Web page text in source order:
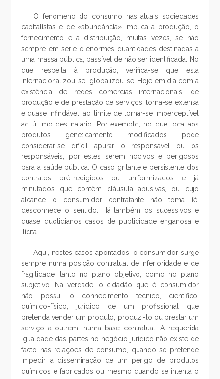
O fenómeno do consumo nas atuais sociedades
capitalistas e de «abundância» implica a produção, o
fornecimento e a distribuição, muitas vezes, se não
sempre em série e enormes quantidades destinadas a
uma massa pública, passível de não ser identificada. No
que respeita à produção, verifica-se que esta
internacionalizou-se, globalizou-se. Hoje em dia com a
existência de redes comercias internacionais, de
produção e de prestação de serviços, torna-se extensa
e quase infindável, ao limite de tornar-se imperceptível
ao último destinatário. Por exemplo, no que toca aos
produtos geneticamente modificados pode
considerar-se difícil apurar o responsável ou os
responsáveis, por estes serem nocivos e perigosos
para a saúde pública. O caso gritante e persistente dos
contratos pré-redigidos ou uniformizados e já
minutados que contêm cláusula abusivas, ou cujo
alcance o consumidor contratante não toma fé,
desconhece o sentido. Há também os sucessivos e
quase quotidianos casos de publicidade enganosa e
ilícita.
Aqui, nestes casos apontados, o consumidor surge
sempre numa posição contratual de inferioridade e de
fragilidade, tanto no plano objetivo, como no plano
subjetivo. Na verdade, o cidadão que é consumidor
não possui o conhecimento técnico, científico,
químico-físico, jurídico de um profissional que
pretenda vender um produto, produzi-lo ou prestar um
serviço a outrem, numa base contratual. A requerida
igualdade das partes no negócio jurídico não existe de
facto nas relações de consumo, quando se pretende
impedir a disseminação de um perigo de produtos
químicos e fabricados ou mesmo quando se intenta o